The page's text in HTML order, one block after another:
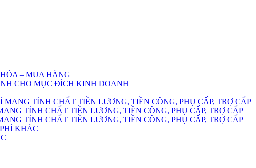
– MUA HÀNG
CHO MỤC ĐÍCH KINH DOANH
TÍNH CHẤT TIỀN LƯƠNG, TIỀN CÔNG, PHỤ CẤP, TRỢ CẤP
TÍNH CHẤT TIỀN LƯƠNG, TIỀN CÔNG, PHỤ CẤP, TRỢ CẤP
TÍNH CHẤT TIỀN LƯƠNG, TIỀN CÔNG, PHỤ CẤP, TRỢ CẤP
KHÁC